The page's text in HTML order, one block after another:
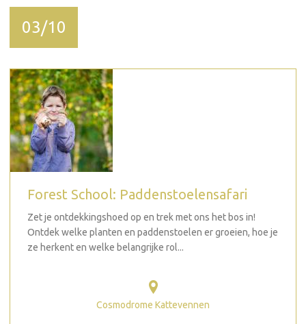
03/10
Forest School: Paddenstoelensafari
Zet je ontdekkingshoed op en trek met ons het bos in!
Ontdek welke planten en paddenstoelen er groeien, hoe je
ze herkent en welke belangrijke rol...
Cosmodrome Kattevennen